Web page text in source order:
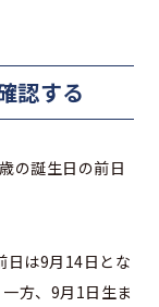
認する
の誕生日の前日
日は9月14日とな
方、9月1日生ま